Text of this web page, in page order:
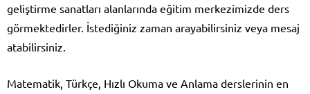
geliştirme sanatları alanlarında eğitim merkezimizde ders
görmektedirler. İstediğiniz zaman arayabilirsiniz veya mesaj
atabilirsiniz.
Matematik, Türkçe, Hızlı Okuma ve Anlama derslerinin en